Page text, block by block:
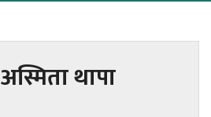
अस्मिता थापा